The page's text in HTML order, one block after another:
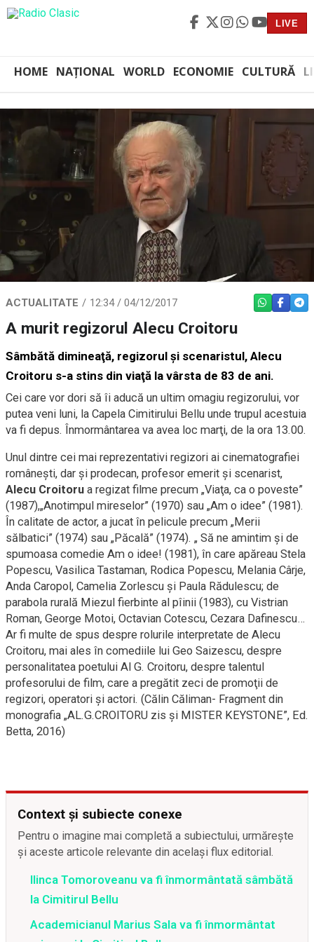
LIVE
HOME NAȚIONAL WORLD ECONOMIE CULTURĂ
ACTUALITATE 12:34 / 04/12/2017 WHATSAPP
A murit regizorul Alecu Croitoru
Sâmbătă dimineaţă, regizorul şi scenaristul, Alecu
Croitoru s-a stins din viaţă la vârsta de 83 de ani.
Cei care vor dori să îi aducă un ultim omagiu regizorului, vor
putea veni luni, la Capela Cimitirului Bellu unde trupul acestuia
va fi depus. Înmormântarea va avea loc marţi, de la ora 13.00.
Unul dintre cei mai reprezentativi regizori ai cinematografiei
româneşti, dar şi prodecan, profesor emerit şi scenarist,
Alecu Croitoru a regizat filme precum „Viaţa, ca o poveste”
(1987),„Anotimpul mireselor” (1970) sau „Am o idee” (1981).
În calitate de actor, a jucat în pelicule precum „Merii
sălbatici” (1974) sau „Păcală” (1974). „ Să ne amintim şi de
spumoasa comedie Am o idee! (1981), în care apăreau Stela
Popescu, Vasilica Tastaman, Rodica Popescu, Melania Cârje,
Anda Caropol, Camelia Zorlescu şi Paula Rădulescu; de
parabola rurală Miezul fierbinte al pîinii (1983), cu Vistrian
Roman, George Motoi, Octavian Cotescu, Cezara Dafinescu…
Ar fi multe de spus despre rolurile interpretate de Alecu
Croitoru, mai ales în comediile lui Geo Saizescu, despre
personalitatea poetului Al G. Croitoru, despre talentul
profesorului de film, care a pregătit zeci de promoţii de
regizori, operatori şi actori. (Călin Căliman- Fragment din
monografia „AL.G.CROITORU zis şi MISTER KEYSTONE”, Ed.
Betta, 2016)
Context și subiecte conexe
Pentru o imagine mai completă a subiectului, urmărește
și aceste articole relevante din același flux editorial.
Ilinca Tomoroveanu va fi înmormântată sâmbătă
la Cimitirul Bellu
Academicianul Marius Sala va fi înmormântat